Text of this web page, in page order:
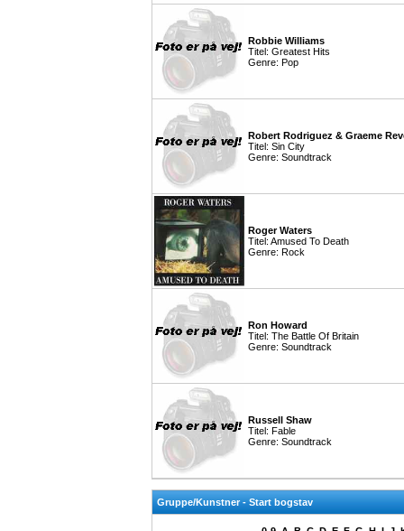
Robbie Williams
Titel: Greatest Hits
Genre: Pop
Robert Rodriguez & Graeme
Titel: Sin City
Genre: Soundtrack
Roger Waters
Titel: Amused To Death
Genre: Rock
Ron Howard
Titel: The Battle Of Britain
Genre: Soundtrack
Russell Shaw
Titel: Fable
Genre: Soundtrack
Gruppe/Kunstner - Start bogstav